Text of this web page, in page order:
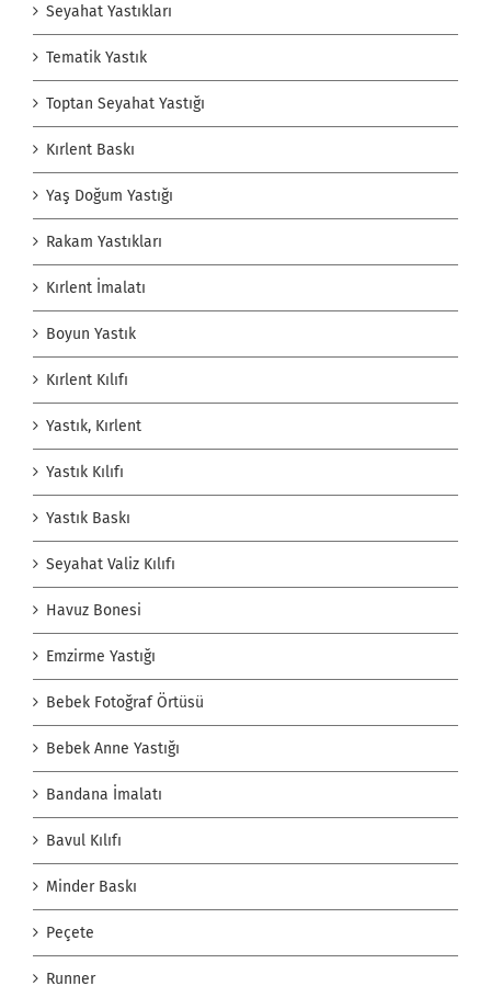
Seyahat Yastıkları
Tematik Yastık
Toptan Seyahat Yastığı
Kırlent Baskı
Yaş Doğum Yastığı
Rakam Yastıkları
Kırlent İmalatı
Boyun Yastık
Kırlent Kılıfı
Yastık, Kırlent
Yastık Kılıfı
Yastık Baskı
Seyahat Valiz Kılıfı
Havuz Bonesi
Emzirme Yastığı
Bebek Fotoğraf Örtüsü
Bebek Anne Yastığı
Bandana İmalatı
Bavul Kılıfı
Minder Baskı
Peçete
Runner